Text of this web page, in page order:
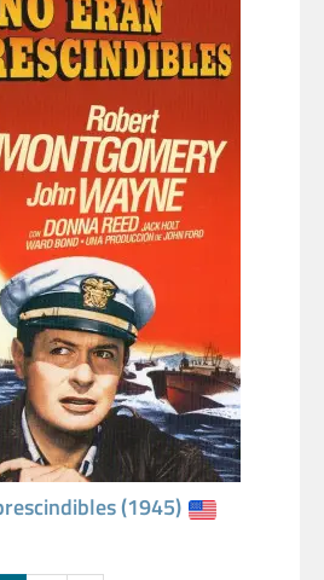
(1945)